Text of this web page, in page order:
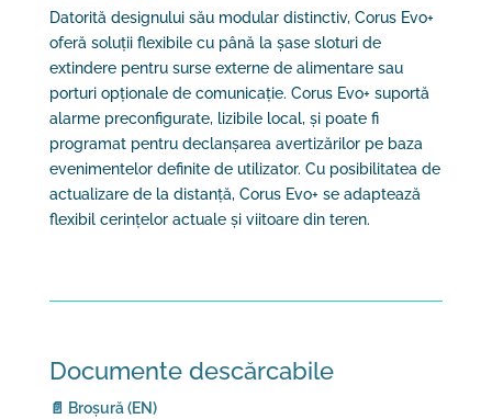
Datorită designului său modular distinctiv, Corus Evo+
oferă soluții flexibile cu până la șase sloturi de
extindere pentru surse externe de alimentare sau
porturi opționale de comunicație. Corus Evo+ suportă
alarme preconfigurate, lizibile local, și poate fi
programat pentru declanșarea avertizărilor pe baza
evenimentelor definite de utilizator. Cu posibilitatea de
actualizare de la distanță, Corus Evo+ se adaptează
flexibil cerințelor actuale și viitoare din teren.
Documente descărcabile
📄 Broșură (EN)